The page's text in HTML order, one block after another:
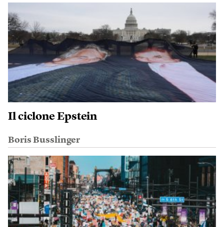
Il ciclone Epstein
Boris Busslinger